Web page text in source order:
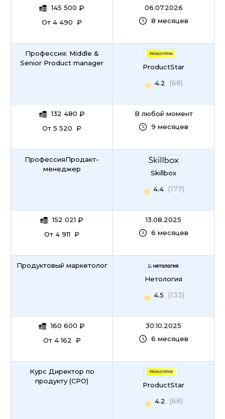
145 500 ₽
От 4 490 ₽
06.07.2026
8 месяцев
Профессия: Middle &
Senior Product manager
132 480 ₽
От 5 520 ₽
ProductStar
4.2
(68)
В любой момент
9 месяцев
ПрофессияПродакт-
менеджер
152 021 ₽
От 4 911 ₽
Skillbox
4.4
(177)
13.08.2025
6 месяцев
Продуктовый маркетолог
160 600 ₽
От 4 162 ₽
Нетология
4.5
(133)
30.10.2025
6 месяцев
Курс Директор по
продукту (CPO)
ProductStar
4.2
(68)